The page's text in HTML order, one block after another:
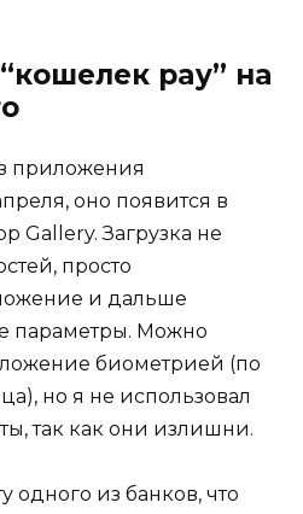
pay” на
приложения
оно появится в
Gallery. Загрузка не
просто
и дальше
параметры. Можно
биометрией (по
но я не использовал
так как они излишни.
одного из банков, что